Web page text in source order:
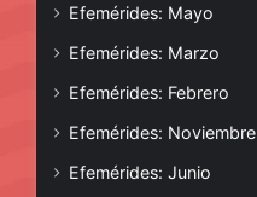
Efemérides: Mayo
Efemérides: Marzo
Efemérides: Febrero
Efemérides: Noviembre
Efemérides: Junio